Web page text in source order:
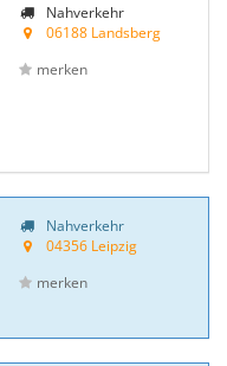
Nahverkehr
06188 Landsberg
merken
Nahverkehr
04356 Leipzig
merken